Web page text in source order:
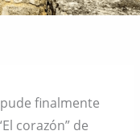
finalmente
corazón” de